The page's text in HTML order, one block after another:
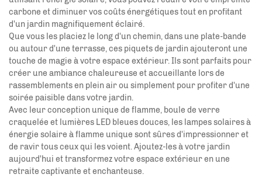
carbone et diminuer vos coûts énergétiques tout en profitant
d'un jardin magnifiquement éclairé.
Que vous les placiez le long d'un chemin, dans une plate-bande
ou autour d'une terrasse, ces piquets de jardin ajouteront une
touche de magie à votre espace extérieur. Ils sont parfaits pour
créer une ambiance chaleureuse et accueillante lors de
rassemblements en plein air ou simplement pour profiter d'une
soirée paisible dans votre jardin.
Avec leur conception unique de flamme, boule de verre
craquelée et lumières LED bleues douces, les lampes solaires à
énergie solaire à flamme unique sont sûres d'impressionner et
de ravir tous ceux qui les voient. Ajoutez-les à votre jardin
aujourd'hui et transformez votre espace extérieur en une
retraite captivante et enchanteuse.